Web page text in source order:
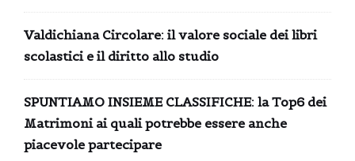
Valdichiana Circolare: il valore sociale dei libri
scolastici e il diritto allo studio
SPUNTIAMO INSIEME CLASSIFICHE: la Top6 dei
Matrimoni ai quali potrebbe essere anche
piacevole partecipare